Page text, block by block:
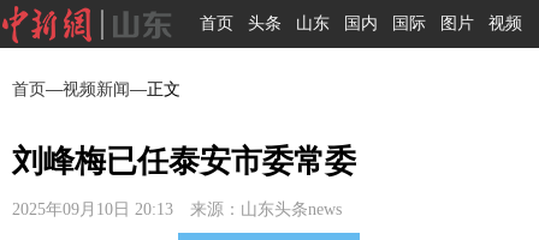
首页 头条 山东 国内 国际 图片 视频
首页—视频新闻—正文
刘峰梅已任泰安市委常委
2025年09月10日 20:13 来源：山东头条news